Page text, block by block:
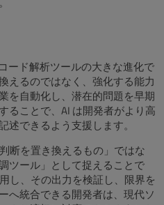
ード解析ツールの大きな進化で
えるのではなく、強化する能力
を自動化し、潜在的問題を早期
ることで、AI は開発者がより高
できるよう支援します。
断を置き換えるもの」ではな
ツール」として捉えることで
し、その出力を検証し、限界を
へ統合できる開発者は、現代ソ